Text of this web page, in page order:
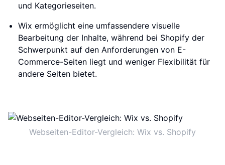
und Kategorieseiten.
Wix ermöglicht eine umfassendere visuelle
Bearbeitung der Inhalte, während bei Shopify der
Schwerpunkt auf den Anforderungen von E-
Commerce-Seiten liegt und weniger Flexibilität für
andere Seiten bietet.
Webseiten-Editor-Vergleich: Wix vs. Shopify